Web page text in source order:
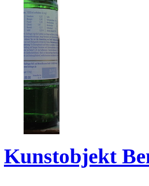
Kunstobjekt